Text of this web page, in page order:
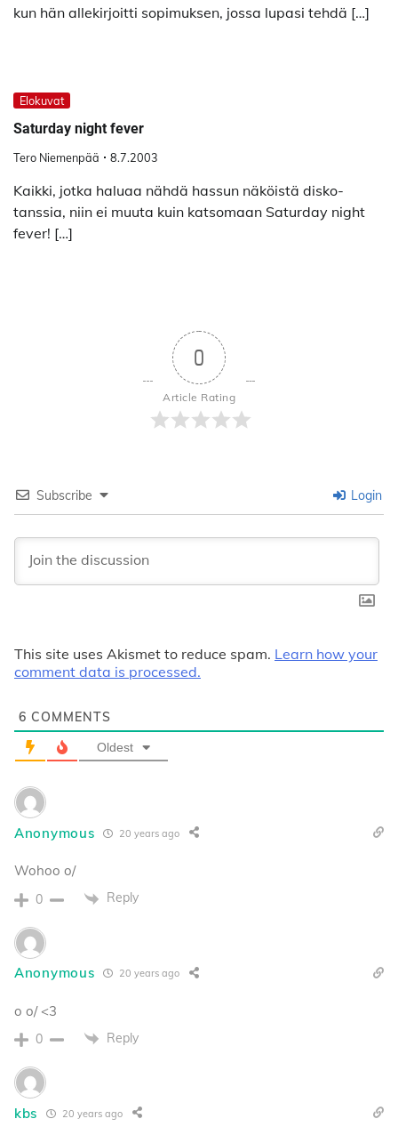
kun hän allekirjoitti sopimuksen, jossa lupasi tehdä […]
Elokuvat
Saturday night fever
Tero Niemenpää 8.7.2003
Kaikki, jotka haluaa nähdä hassun näköistä disko-
tanssia, niin ei muuta kuin katsomaan Saturday night
fever! […]
0
Article Rating
Subscribe Login
This site uses Akismet to reduce spam. Learn how your
comment data is processed.
6 COMMENTS
Oldest
Anonymous 20 years ago
Wohoo o/
0 Reply
Anonymous 20 years ago
o o/ <3
0 Reply
kbs 20 years ago